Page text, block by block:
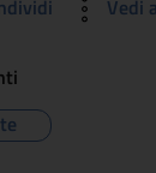
Vedi